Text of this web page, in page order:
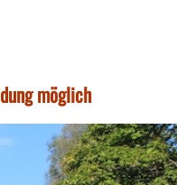
möglich